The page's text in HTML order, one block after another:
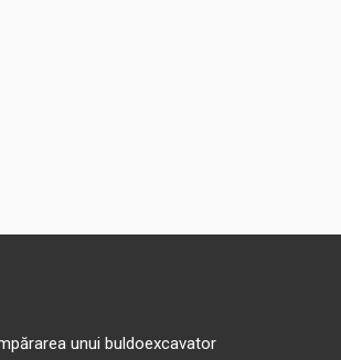
unui buldoexcavator